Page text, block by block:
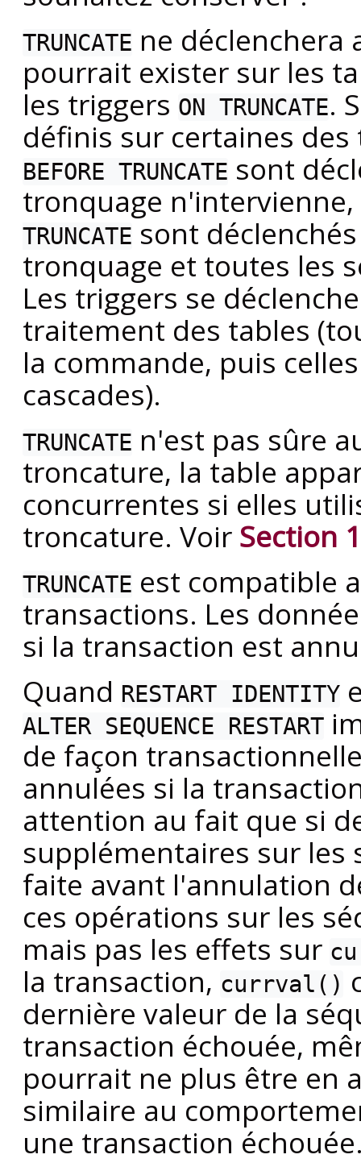
TRUNCATE ne
pourrait exister sur les
les triggers ON TRUNCATE.
définis sur certaines
BEFORE TRUNCATE sont
tronquage
TRUNCATE sont
tronquage et toutes les
Les triggers se
traitement des tables
la commande, puis
cascades).
TRUNCATE n'est pas sûre
troncature, la table
concurrentes si elles
troncature. Voir Section
TRUNCATE est compatible
transactions. Les
si la transaction est
Quand RESTART IDENTITY
ALTER SEQUENCE RESTART
de façon
annulées si la
attention au fait que si
supplémentaires sur les
faite avant l'annulation
ces opérations sur les
mais pas les effets sur
la transaction, currval()
dernière valeur de la
transaction échouée,
pourrait ne plus être en
similaire au
une transaction